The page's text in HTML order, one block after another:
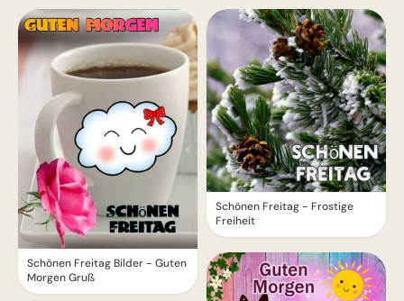
Schönen Freitag Bilder - Guten
Morgen Gruß
Schönen Freitag - Frostige
Freiheit